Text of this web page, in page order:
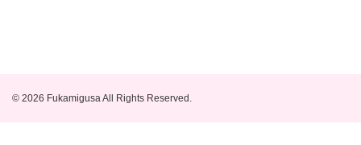
© 2026 Fukamigusa All Rights Reserved.